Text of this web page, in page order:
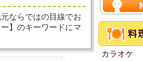
ならではの目線でお
】のキーワードにマ
カラオケ